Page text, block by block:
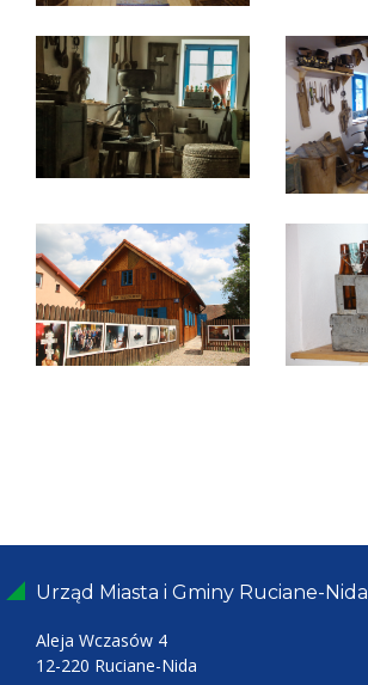
Urząd Miasta i Gminy Ruciane-Nida
Aleja Wczasów 4
12-220 Ruciane-Nida